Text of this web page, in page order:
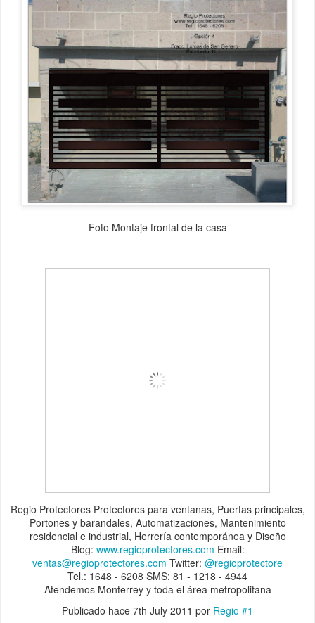
Foto Montaje frontal de la casa
Regio Protectores Protectores para ventanas, Puertas principales,
Portones y barandales, Automatizaciones, Mantenimiento
residencial e industrial, Herrería contemporánea y Diseño
Blog: www.regioprotectores.com Email:
ventas@regioprotectores.com Twitter: @regioprotectore
Tel.: 1648 - 6208 SMS: 81 - 1218 - 4944
Atendemos Monterrey y toda el área metropolitana
Publicado hace 7th July 2011 por Regio #1